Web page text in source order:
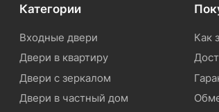
Категории
Входные двери
Двери в квартиру
Двери с зеркалом
Двери в частный дом
Как